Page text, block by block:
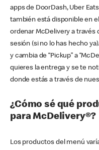
apps de DoorDash, Uber
también está disponible en el
ordenar McDelivery a través
sesión (si no lo has hecho
y cambia de “Pickup” a
quieres la entrega y se te
donde estás a través de
¿Cómo sé qué
para McDelivery®?
Los productos del menú